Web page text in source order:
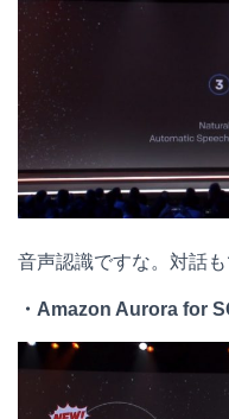
音声認識ですな。対話も
・Amazon Aurora for